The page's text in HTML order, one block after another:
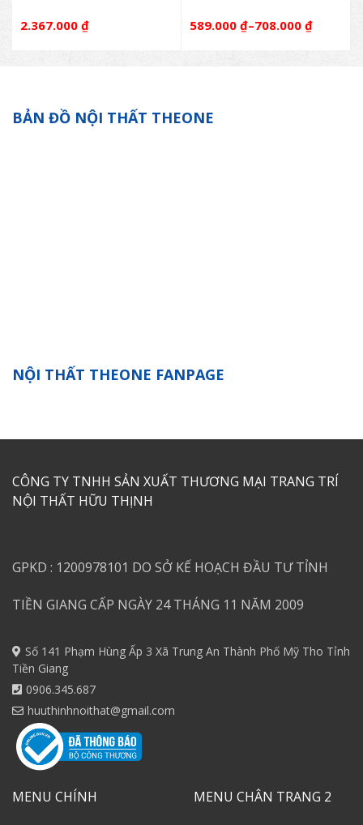
2.367.000 ₫ 589.000 ₫–708.000 ₫
BẢN ĐỒ NỘI THẤT THEONE
NỘI THẤT THEONE FANPAGE
CÔNG TY TNHH SẢN XUẤT THƯƠNG MẠI TRANG TRÍ
NỘI THẤT HỮU THỊNH
GPKD : 1200978101 DO SỞ KẾ HOẠCH ĐẦU TƯ TỈNH
TIỀN GIANG CẤP NGÀY 24 THÁNG 11 NĂM 2009
Số 141 Phạm Hùng Ấp 3 Xã Trung An Thành Phố Mỹ Tho Tỉnh
Tiền Giang
0906.345.687
huuthinhnoithat@gmail.com
MENU CHÍNH MENU CHÂN TRANG 2